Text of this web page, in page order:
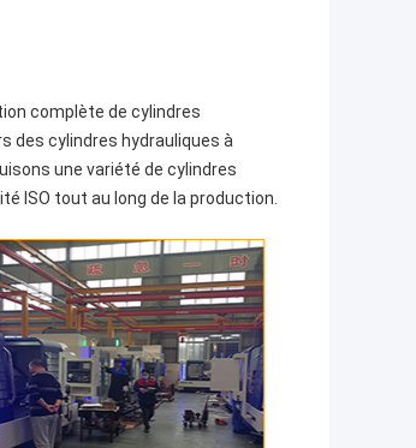
complète de cylindres
des cylindres hydrauliques à
une variété de cylindres
ISO tout au long de la production.